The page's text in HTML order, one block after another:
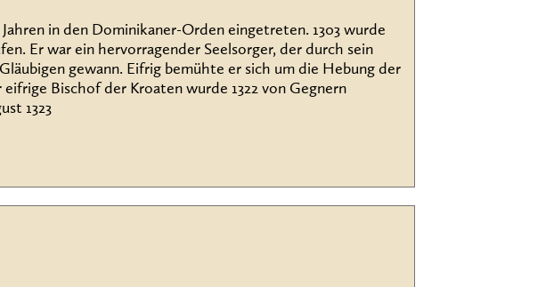
in den Dominikaner-Orden eingetreten. 1303 wurde
Er war ein hervorragender Seelsorger, der durch sein
gewann. Eifrig bemühte er sich um die Hebung der
Bischof der Kroaten wurde 1322 von Gegnern
1323